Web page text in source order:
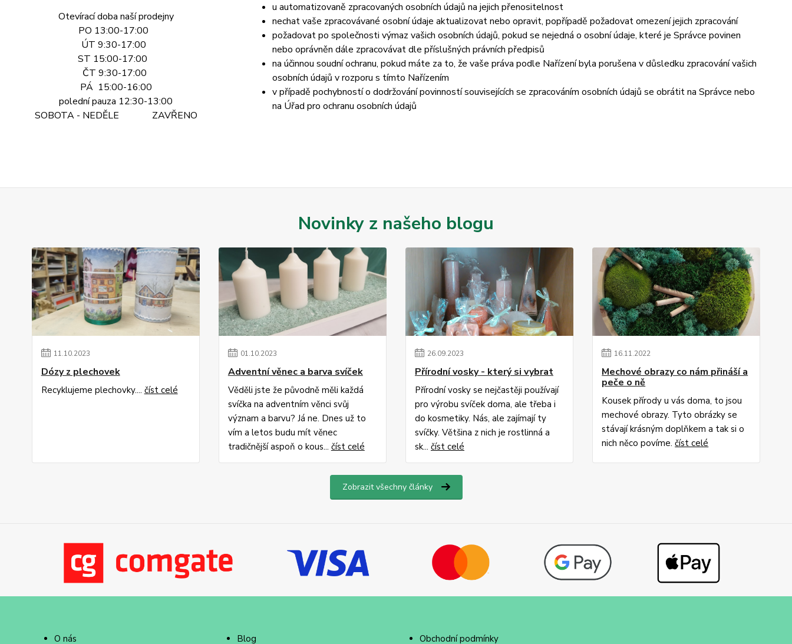
Otevírací doba naší prodejny
PO 13:00-17:00
ÚT 9:30-17:00
ST 15:00-17:00
ČT 9:30-17:00
PÁ 15:00-16:00
polední pauza 12:30-13:00
SOBOTA - NEDĚLE ZAVŘENO
u automatizovaně zpracovaných osobních údajů na jejich přenositelnost
nechat vaše zpracovávané osobní údaje aktualizovat nebo opravit, popřípadě požadovat omezení jejich zpracování
požadovat po společnosti výmaz vašich osobních údajů, pokud se nejedná o osobní údaje, které je Správce povinen
nebo oprávněn dále zpracovávat dle příslušných právních předpisů
na účinnou soudní ochranu, pokud máte za to, že vaše práva podle Nařízení byla porušena v důsledku zpracování vašich
osobních údajů v rozporu s tímto Nařízením
v případě pochybností o dodržování povinností souvisejících se zpracováním osobních údajů se obrátit na Správce nebo
na Úřad pro ochranu osobních údajů
Novinky z našeho blogu
11.10.2023
Dózy z plechovek
Recyklujeme plechovky.... číst celé
01.10.2023
Adventní věnec a barva svíček
Věděli jste že původně měli každá
svíčka na adventním věnci svůj
význam a barvu? Já ne. Dnes už to
vím a letos budu mít věnec
tradičnější aspoň o kous... číst celé
26.09.2023
Přírodní vosky - který si vybrat
Přírodní vosky se nejčastěji používají
pro výrobu svíček doma, ale třeba i
do kosmetiky. Nás, ale zajímají ty
svíčky. Většina z nich je rostlinná a
sk... číst celé
16.11.2022
Mechové obrazy co nám přináší a
peče o ně
Kousek přírody u vás doma, to jsou
mechové obrazy. Tyto obrázky se
stávají krásným doplňkem a tak si o
nich něco povíme.číst celé
Zobrazit všechny články
O nás Blog Obchodní podmínky